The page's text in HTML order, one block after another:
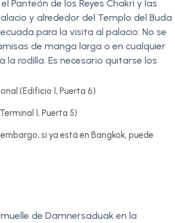
Panteón de los Reyes Chakri y las
y alrededor del Templo del Buda
para la visita al palacio: No se
de manga larga o en cualquier
rodilla. Es necesario quitarse los
(Edificio 1, Puerta 6)
1, Puerta 5)
si ya está en Bangkok, puede
de Damnersaduak en la